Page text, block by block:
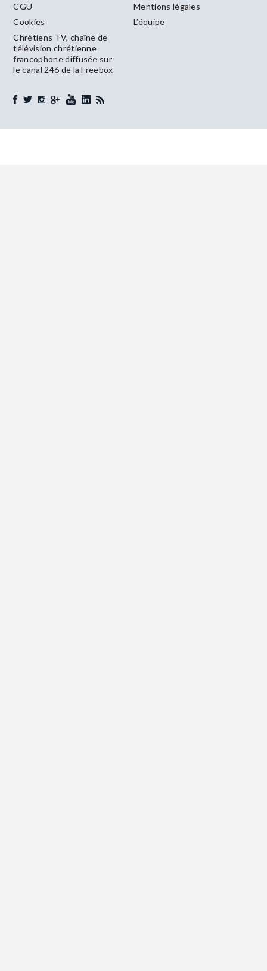
CGU
Mentions légales
Cookies
L’équipe
Chrétiens TV, chaîne de
télévision chrétienne
francophone diffusée sur
le canal 246 de la Freebox